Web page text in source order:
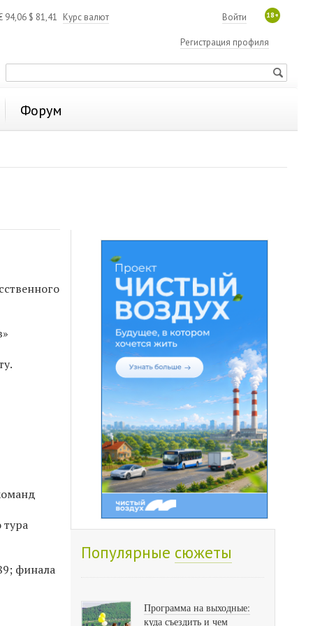
94,06 $ 81,41 Курс валют 18+
Войти
Регистрация профиля
Форум
финала
Популярные сюжеты
Программа на выходные:
куда съездить и чем